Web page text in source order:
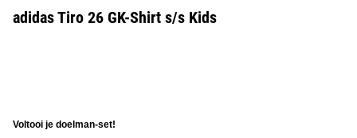
adidas Tiro 26 GK-Shirt s/s Kids
Voltooi je doelman-set!